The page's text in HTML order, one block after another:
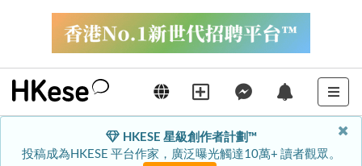
HKESE 星級創作者計劃™
投稿成為HKESE 平台作家，廣泛曝光觸達10萬+ 讀者觀眾。